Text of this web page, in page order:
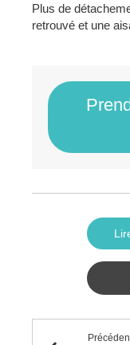
Plus de
retrouvé et une